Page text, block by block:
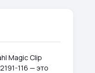
Magic Clip
116 — это